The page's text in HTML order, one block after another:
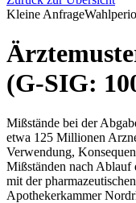
Kleine Anfrage
(G-SIG:
Mißstände bei der
etwa 125 Millionen
Verwendung,
Mißständen nach Ablauf
mit der
Apothekerkammer